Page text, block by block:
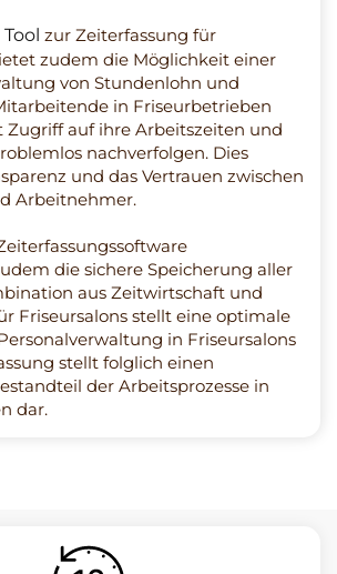
zur Zeiterfassung für
zudem die Möglichkeit einer
von Stundenlohn und
in Friseurbetrieben
Zugriff auf ihre Arbeitszeiten und
nachverfolgen. Dies
und das Vertrauen zwischen
Arbeitnehmer.
die sichere Speicherung aller
aus Zeitwirtschaft und
Friseursalons stellt eine optimale
in Friseursalons
stellt folglich einen
der Arbeitsprozesse in
dar.